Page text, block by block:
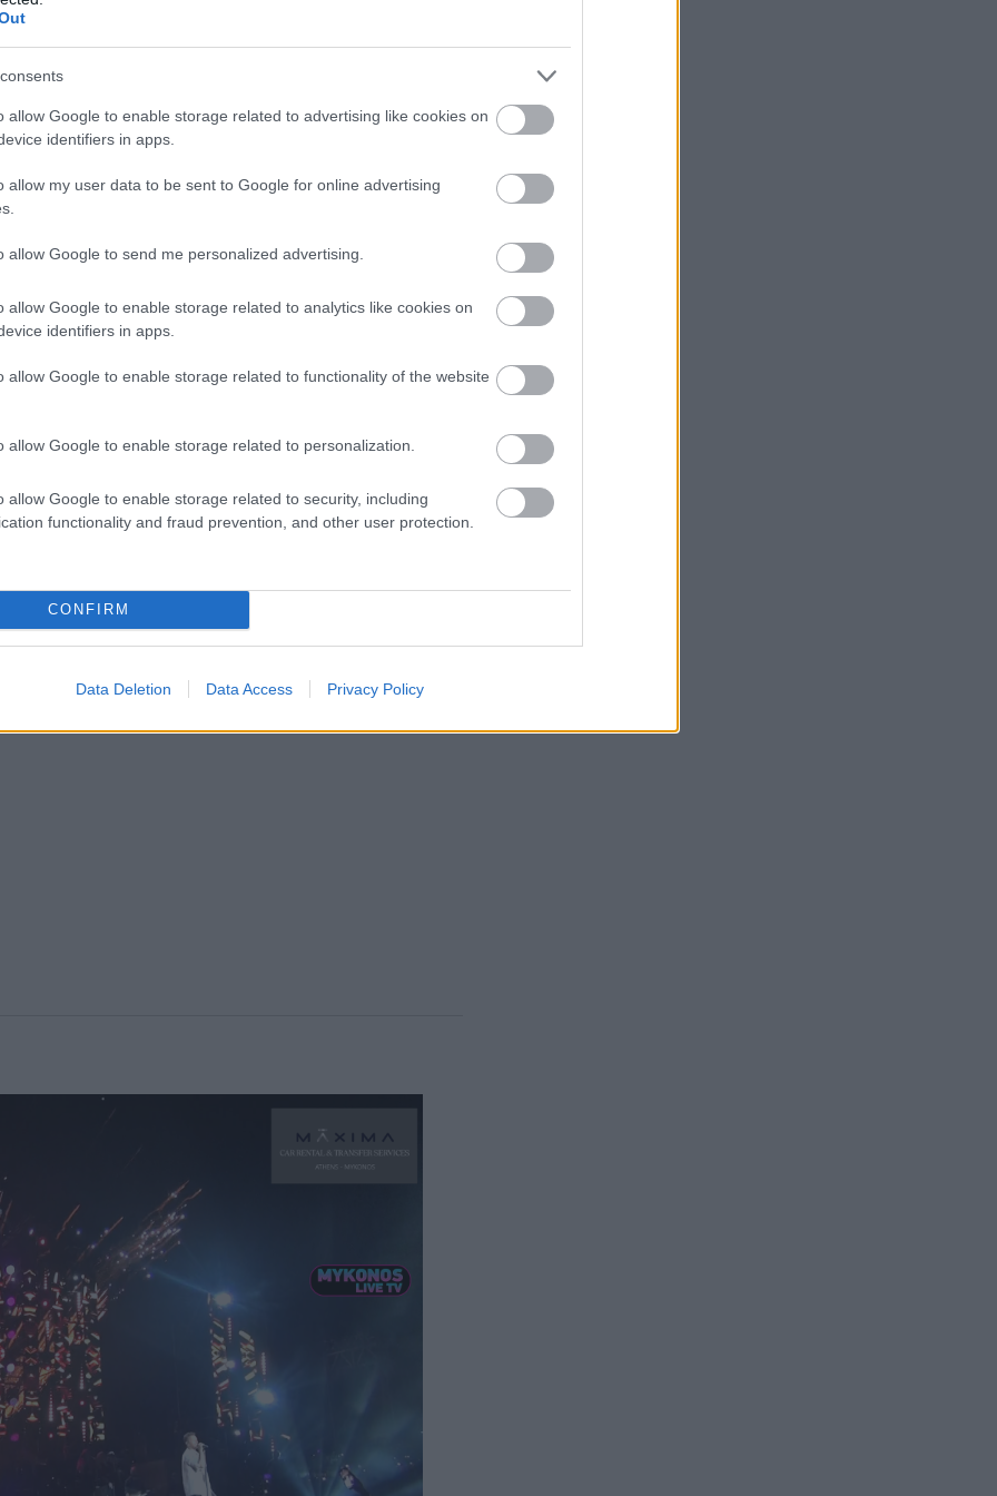
allow Google to enable storage related to advertising like cookies on
identifiers in apps.
allow my user data to be sent to Google for online advertising
allow Google to send me personalized advertising.
allow Google to enable storage related to analytics like cookies on
identifiers in apps.
allow Google to enable storage related to functionality of the website
allow Google to enable storage related to personalization.
allow Google to enable storage related to security, including
functionality and fraud prevention, and other user protection.
CONFIRM
Data Deletion Data Access Privacy Policy
γύρω στις 22:00,
ώστε να ξεκινήσει η
είσοδο άρχιζε από τα
350 ευρώ
και έφτανε τα
εμφανίστηκε στο
και μαύρο παντελόνι. Είχε προηγηθεί
του συνόδευσαν δεκάδες πυροτεχνήματα
προς το μέρος του.
μια αξέχαστη βραδιά γεμάτη άψογες
ήταν δρακόντεια, ωστόσο η παρουσία